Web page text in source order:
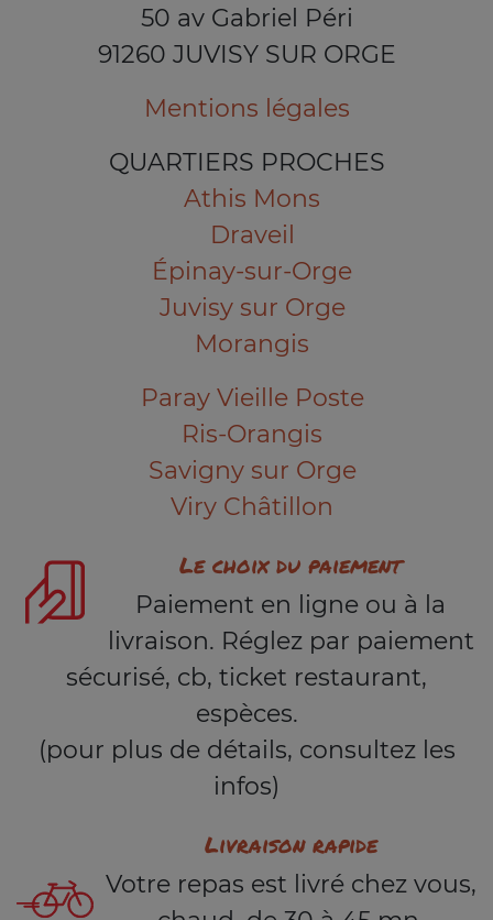
50 av Gabriel Péri
91260 JUVISY SUR ORGE
Mentions légales
QUARTIERS PROCHES
Athis Mons
Draveil
Épinay-sur-Orge
Juvisy sur Orge
Morangis
Paray Vieille Poste
Ris-Orangis
Savigny sur Orge
Viry Châtillon
Le choix du paiement
Paiement en ligne ou à la
livraison. Réglez par paiement
sécurisé, cb, ticket restaurant,
espèces.
(pour plus de détails, consultez les
infos)
Livraison rapide
Votre repas est livré chez vous,